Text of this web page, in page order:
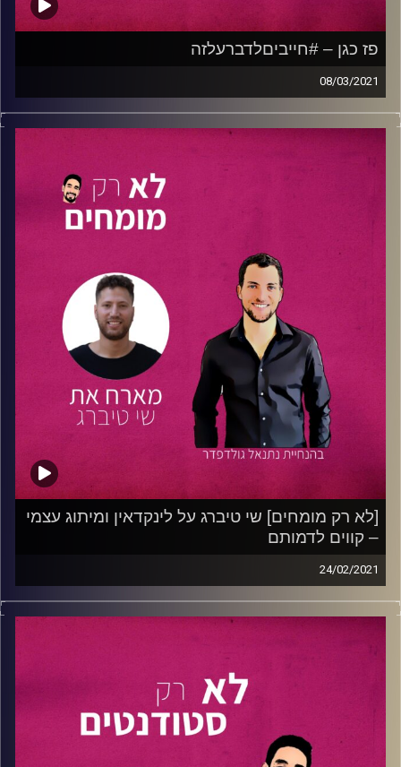
פז כגן – #חייביםלדברעלזה
08/03/2021
את חגיגות חצי היובל שלנו ערכנו בפרק מיוחד אשר שודר
בלייב מקול האוניברסיטה בתאריך 04.03.21.
הפעם אירחנו את
, לא רק סטודנט למדעים להייטק
אוניברסיטת תל-אביב,פז הוא יוטיובר
#חייביםלדברעל_זה!
קיבל מעל ל60
אלף צפיות בשנה אחת.
פז מספר על הדרך להקמת ערוץ מצליח, על הדרכים המגוונות
דרכן אפשר להיכנס לעבודה בהיי טק גם בלי להיות מתכנתים,
על הגשמת חלומות ועוד.
חולמים על עבודה בהיי טק אבל כתיבת קוד לא מדברת אליכם,
חשבתם פעם להקים ערוץ יוטיוב או כל עמוד סושיאל אחר?
הפרק הזה הוא בשבילכם!
קרדיט תמונות:נתנאל גולדפדר
[לא רק מומחים] שי טיברג על לינקדאין ומיתוג עצמי
– קווים לדמותם
24/02/2021
בפרק זה נתנאל גולדפדר מארח אתשי טיברג, בוגר תואר
ראשון בתקושרת אינטראקטיבית עם חטיבה בפסיכולוגיה
החלטות
באוניברסיטת רייכמן
שי מחזיק ברקורד מרשים של השגים כגון: CMO (סמנכ"ל
MAIA– סוכנות לשיווק באמצעות
לינקדאין , מרצה במכללת